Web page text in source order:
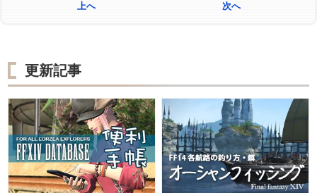
上へ 次へ
更新記事